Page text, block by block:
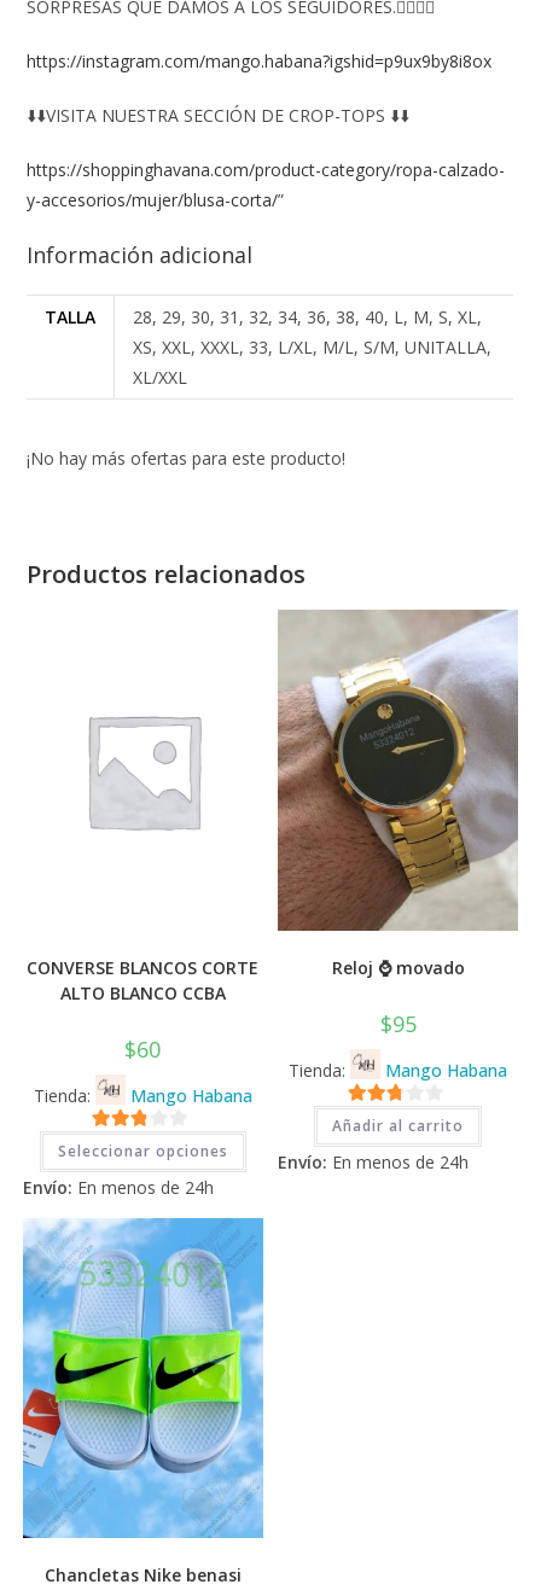
SORPRESAS QUE DAMOS A LOS SEGUIDORES.👇🏻👇🏻
https://instagram.com/mango.habana?igshid=p9ux9by8i8ox
⬇️⬇️VISITA NUESTRA SECCIÓN DE CROP-TOPS ⬇️⬇️
https://shoppinghavana.com/product-category/ropa-calzado-
y-accesorios/mujer/blusa-corta/”
Información adicional
TALLA
28, 29, 30, 31, 32, 34, 36, 38, 40, L, M, S, XL,
XS, XXL, XXXL, 33, L/XL, M/L, S/M, UNITALLA,
XL/XXL
¡No hay más ofertas para este producto!
Productos relacionados
CONVERSE BLANCOS CORTE
ALTO BLANCO CCBA
$60
Tienda: Mango Habana
2.71
de 5
Seleccionar opciones
Este
producto
tiene
Las
opciones
se
en
la
página
de
producto
Envío: En menos de 24h
Reloj ⌚ movado
$95
Tienda: Mango Habana
2.71
de 5
Añadir al carrito
Envío: En menos de 24h
Chancletas Nike benasi